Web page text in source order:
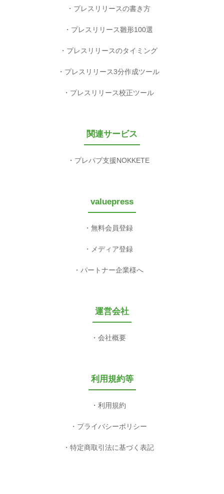
プレスリリースの書き方
プレスリリース雛形100選
プレスリリースのタイミング
プレスリリース3分作成ツール
プレスリリース校正ツール
関連サービス
プレパブ支援NOKKETE
valuepress
無料会員登録
メディア登録
パートナー企業様へ
運営会社
会社概要
利用規約等
利用規約
プライバシーポリシー
特定商取引法に基づく表記